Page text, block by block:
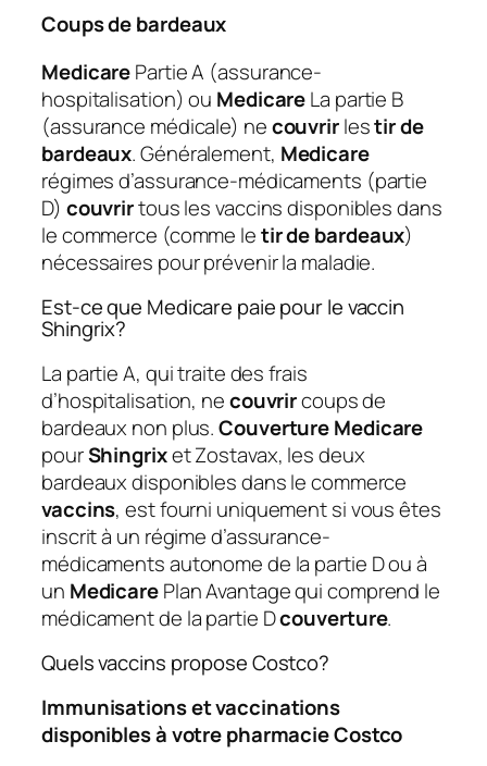
Coups de bardeaux
MedicarePartie A (assurance-
hospitalisation) ou MedicareLa partie B
(assurance médicale) necouvrirlestir de
bardeaux. Généralement, Medicare
régimes d’assurance-médicaments (partie
D) couvrirtous les vaccins disponibles dans
le commerce (comme letir de bardeaux)
nécessaires pour prévenir la maladie.
Est-ce que Medicare paie pour le vaccin
Shingrix?
La partie A, qui traite des frais
d’hospitalisation, necouvrircoups de
bardeaux non plus.Couverture Medicare
pourShingrixet Zostavax, les deux
bardeaux disponibles dans le commerce
vaccins, est fourni uniquement si vous êtes
inscrit à un régime d’assurance-
médicaments autonome de la partie D ou à
un MedicarePlan Avantage qui comprend le
médicament de la partie Dcouverture.
Quels vaccins propose Costco?
Immunisations et vaccinations
disponibles à votre pharmacie Costco